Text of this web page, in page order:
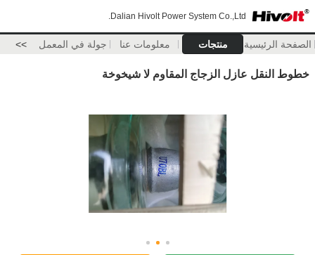
Dalian Hivolt Power System Co.,Ltd.
الصفحة الرئيسية منتجات معلومات عنا جولة في المعمل >>
خطوط النقل عازل الزجاج المقاوم لا شيخوخة